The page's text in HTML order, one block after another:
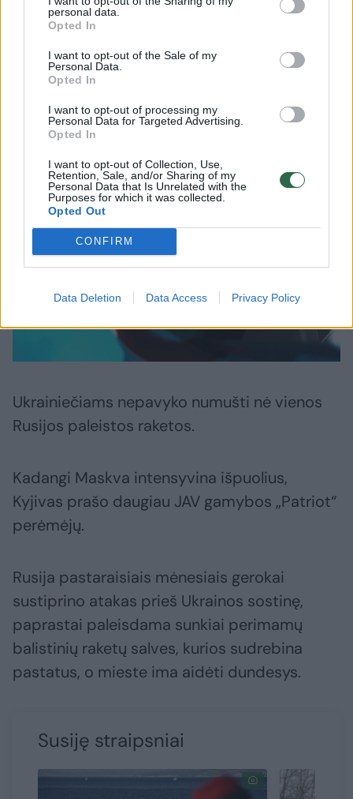
personal data.
Opted In
I want to opt-out of the Sale of my
Personal Data.
Opted In
I want to opt-out of processing my
Personal Data for Targeted Advertising.
Opted In
I want to opt-out of Collection, Use,
Retention, Sale, and/or Sharing of my
Personal Data that Is Unrelated with the
Purposes for which it was collected.
Opted Out
CONFIRM
Data Deletion Data Access Privacy Policy
mažiausiai 17 žmonių, o dar per 40 buvo
įsitvirtinti Ukrainos politikoje: jis yra
neteisus
Ukrainiečiams nepavyko numušti nė vienos
Rusijos paleistos raketos.
Kadangi Maskva intensyvina išpuolius,
Kyjivas prašo daugiau JAV gamybos „Patriot“
perėmėjų.
Rusija pastaraisiais mėnesiais gerokai
sustiprino atakas prieš Ukrainos sostinę,
paprastai paleisdama sunkiai perimamų
balistinių raketų salves, kurios sudrebina
pastatus, o mieste ima aidėti dundesys.
Susiję straipsniai